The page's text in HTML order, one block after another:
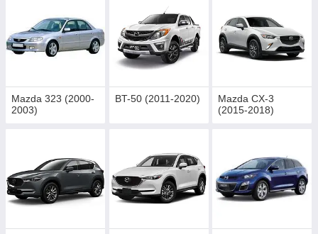
Mazda 323 (2000-
2003)
BT-50 (2011-2020)
Mazda CX-3
(2015-2018)